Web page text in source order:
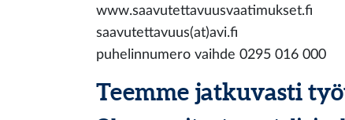
www.saavutettavuusvaatimukset.fi
saavutettavuus(at)avi.fi
puhelinnumero vaihde 0295 016 000
Teemme jatkuvasti